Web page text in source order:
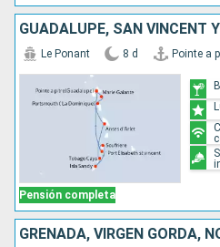
Pensión completa
Le Ponant 8 d Pointe a